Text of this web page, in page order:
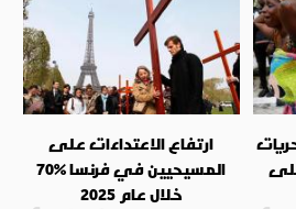
على
ارتفاع الاعتداءات على
المسيحيين في فرنسا %70
خلال عام 2025